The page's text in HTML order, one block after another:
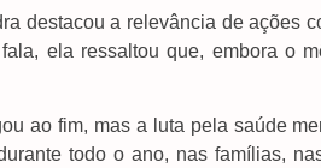
destacou a relevância de ações
ela ressaltou que, embora o
ao fim, mas a luta pela saúde
todo o ano, nas famílias,